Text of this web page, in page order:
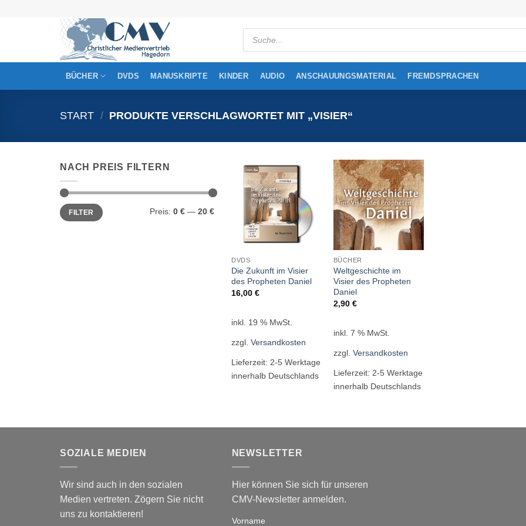
Products
search
BÜCHER DVDS MANUSKRIPTE KINDER AUDIO ANSCHAUUNGSMATERIAL FREMDSPRACHEN
START / PRODUKTE VERSCHLAGWORTET MIT „VISIER“
NACH PREIS FILTERN
Min.
Preis
Max.
PreisFILTER Preis: 0 €— 20 €
DVDS
Die Zukunft im Visier
des Propheten Daniel
16,00€
inkl. 19 % MwSt.
zzgl.Versandkosten
Lieferzeit: 2-5 Werktage
innerhalb Deutschlands
BÜCHER
Weltgeschichte im
Visier des Propheten
Daniel
2,90 €
inkl. 7 % MwSt.
zzgl. Versandkosten
Lieferzeit: 2-5 Werktage
innerhalb Deutschlands
SOZIALE MEDIEN
Wir sind auch in den sozialen
Medien vertreten. Zögern Sie nicht
uns zu kontaktieren!
NEWSLETTER
Hier können Sie sich für unseren
CMV-Newsletter anmelden.
Vorname